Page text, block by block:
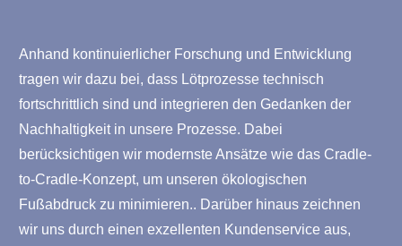
Anhand kontinuierlicher Forschung und Entwicklung
tragen wir dazu bei, dass Lötprozesse technisch
fortschrittlich sind und integrieren den Gedanken der
Nachhaltigkeit in unsere Prozesse. Dabei
berücksichtigen wir modernste Ansätze wie das Cradle-
to-Cradle-Konzept, um unseren ökologischen
Fußabdruck zu minimieren.. Darüber hinaus zeichnen
wir uns durch einen exzellenten Kundenservice aus,